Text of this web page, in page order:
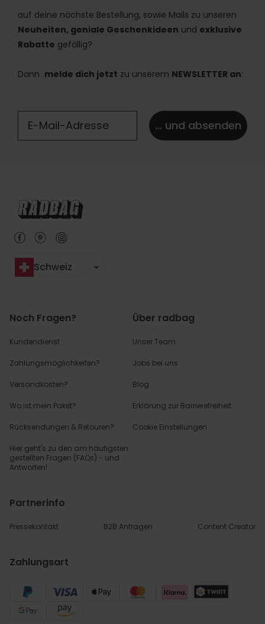
auf deine nächste Bestellung, sowie Mails zu unseren
Neuheiten, geniale Geschenkideen und exklusive
Rabatte gefällig?
Dann melde dich jetzt zu unserem NEWSLETTER an:
... und absenden
Schweiz
Noch Fragen?
Kundendienst
Zahlungsmöglichkeiten?
Versandkosten?
Wo ist mein Paket?
Rücksendungen & Retouren?
Hier geht's zu den am häufigsten
gestellten Fragen (FAQs) - und
Antworten!
Über radbag
Unser Team
Jobs bei uns
Blog
Erklärung zur Barrierefreiheit
Cookie Einstellungen
Partnerinfo
Pressekontakt B2B Anfragen Content Creator
Zahlungsart